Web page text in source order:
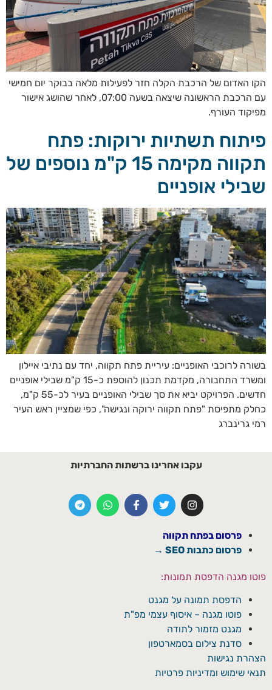
הקו האדום של הרכבת הקלה חזר לפעילות מלאה בבוקר יום חמישי
עם הרכבת הראשונה שיצאה בשעה 07:00, לאחר שהושג אישור
מפיקוד העורף.
פיתוח תשתיות ירוקות: פתח
תקווה מקימה 15 ק"מ נוספים של
שבילי אופניים
בשורה לרוכבי האופניים: עיריית פתח תקווה, יחד עם נתיבי איילון
ומשרד התחבורה, מקדמת תכנון להוספת כ-15 ק"מ שבילי אופניים
חדשים. הפרויקט יביא את סך שבילי האופניים בעיר לכ-55 ק"מ,
כחלק מתפיסת "פתח תקווה ירוקה ונגישה", כפי שמציין ראש העיר
רמי גרינברג
עקבו אחרינו ברשתות החברתיות
פרסום בפתח תקווה
פרסום כתבות SEO →
פוטו מגנה הדפסת תמונות:
הדפסת תמונה על מגנט
פוטו מגנה – איסוף עצמי מפ"ת
מגנט מזמור לתודה
סדנת צילום בסמארטפון
הצהרת נגישות
תנאי שימוש ומדיניות פרטיות